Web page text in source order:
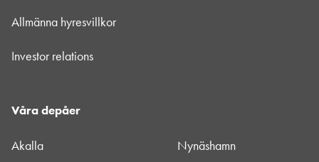
Allmänna hyresvillkor
Investor relations
Våra depåer
Akalla Nynäshamn